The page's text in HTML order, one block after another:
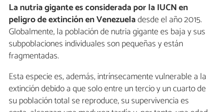
La nutria gigante es considerada por la IUCN en
peligro de extinción en Venezueladesde el año 2015.
Globalmente, la población de nutria gigante es baja y sus
subpoblaciones individuales son pequeñas y están
fragmentadas.
Esta especie es, además, intrínsecamente vulnerable a la
extinción debido a que solo entre un tercio y un cuarto de
su población total se reproduce, su supervivencia es